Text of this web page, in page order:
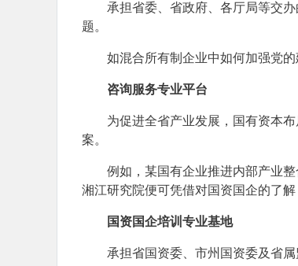
承担省委、省政府、各厅局等交
题。
如混合所有制企业中如何加强党
咨询服务专业平台
为促进全省产业发展，国有资本
案。
例如，某国有企业推进内部产业
湘江研究院便可凭借对国资国企的了
国资国企培训专业基地
承担省国资委、市州国资委及省